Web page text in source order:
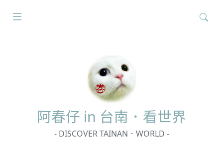
阿春仔 in 台南．看世界
- DISCOVER TAINAN．WORLD -